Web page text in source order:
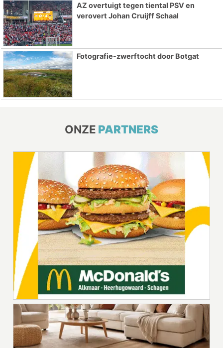
AZ overtuigt tegen tiental PSV en
verovert Johan Cruijff Schaal
Fotografie-zwerftocht door Botgat
ONZE PARTNERS